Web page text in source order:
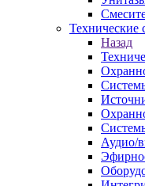
Технические
Назад
Аудио/